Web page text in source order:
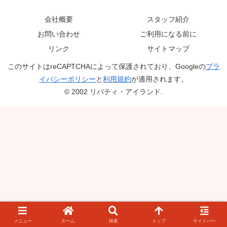
会社概要
スタッフ紹介
お問い合わせ
ご利用になる前に
リンク
サイトマップ
このサイトはreCAPTCHAによって保護されており、Googleのプラ
イバシーポリシーと利用規約が適用されます。
© 2002 リバティ・アイランド.
メニュー ホーム 検索 トップ サイドバー